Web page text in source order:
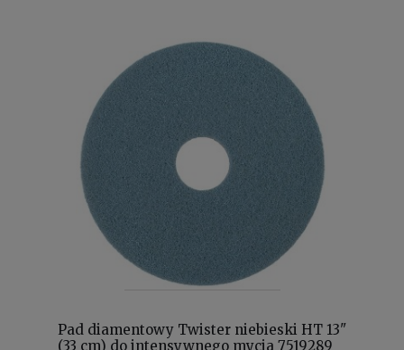
Pad diamentowy Twister niebieski HT 13"
(33 cm) do intensywnego mycia 7519289